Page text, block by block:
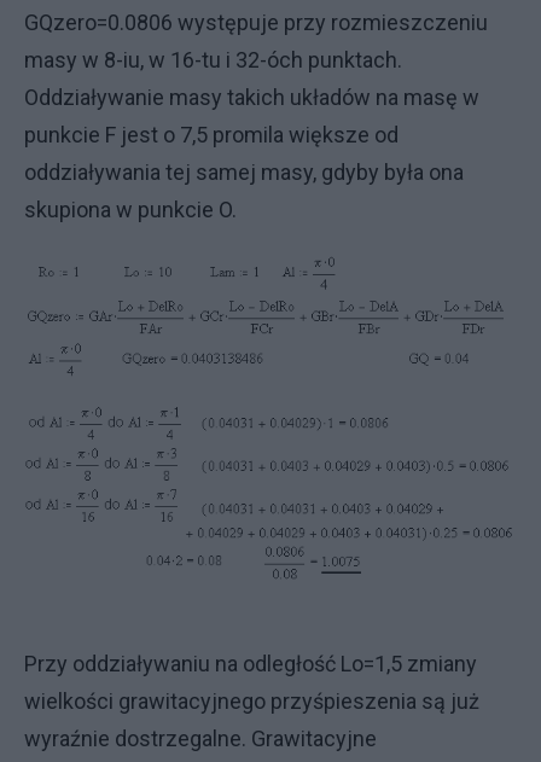
GQzero=0.0806 występuje przy rozmieszczeniu
masy w 8-iu, w 16-tu i 32-óch punktach.
Oddziaływanie masy takich układów na masę w
punkcie F jest o 7,5 promila większe od
oddziaływania tej samej masy, gdyby była ona
skupiona w punkcie O.
Przy oddziaływaniu na odległość Lo=1,5 zmiany
wielkości grawitacyjnego przyśpieszenia są już
wyraźnie dostrzegalne. Grawitacyjne